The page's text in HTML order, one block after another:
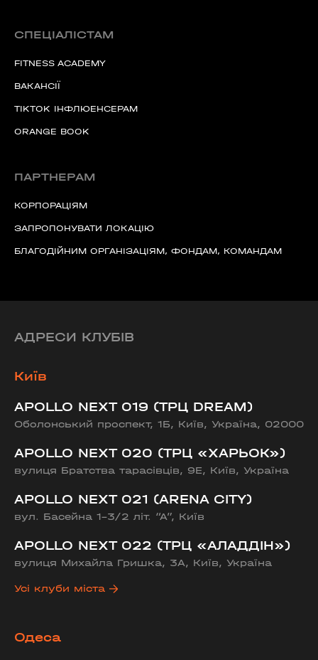
СПЕЦІАЛІСТАМ
FITNESS ACADEMY
ВАКАНСІЇ
TIKTOK ІНФЛЮЕНСЕРАМ
ORANGE BOOK
ПАРТНЕРАМ
КОРПОРАЦІЯМ
ЗАПРОПОНУВАТИ ЛОКАЦІЮ
БЛАГОДІЙНИМ ОРГАНІЗАЦІЯМ, ФОНДАМ, КОМАНДАМ
АДРЕСИ КЛУБІВ
Київ
APOLLO NEXT 019 (ТРЦ DREAM)
Оболонський проспект, 1Б, Київ, Україна, 02000
APOLLO NEXT 020 (ТРЦ «ХАРЬОК»)
вулиця Братства тарасівців, 9Е, Київ, Україна
APOLLO NEXT 021 (ARENA CITY)
вул. Басейна 1-3/2 літ. “А”, Київ
APOLLO NEXT 022 (ТРЦ «АЛАДДІН»)
вулиця Михайла Гришка, 3А, Київ, Україна
Усі клуби міста
Одеса